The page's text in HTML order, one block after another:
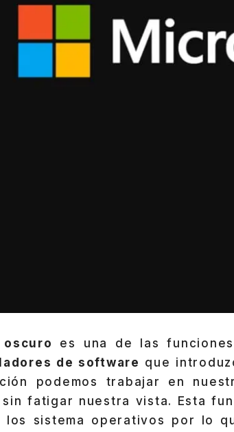
oscuro
es una de las
de software que
podemos trabajar en
fatigar nuestra vista. Esta
los sistema operativos por lo